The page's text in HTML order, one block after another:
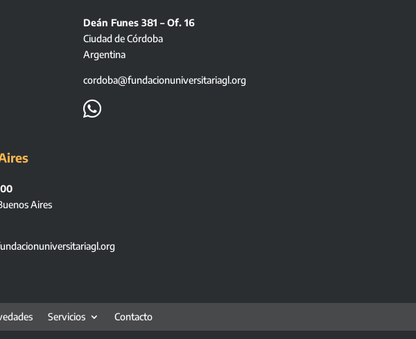
Deán Funes 381 – Of. 16
Ciudad de Córdoba
Argentina
cordoba@fundacionuniversitariagl.org

Aires
Servicios Contacto